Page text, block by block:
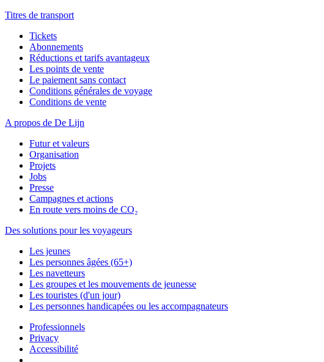
Titres de transport
Tickets
Abonnements
Réductions et tarifs avantageux
Les points de vente
Le paiement sans contact
Conditions générales de voyage
Conditions de vente
A propos de De Lijn
Futur et valeurs
Organisation
Projets
Jobs
Presse
Campagnes et actions
En route vers moins de CO₂
Des solutions pour les voyageurs
Les jeunes
Les personnes âgées (65+)
Les navetteurs
Les groupes et les mouvements de jeunesse
Les touristes (d'un jour)
Les personnes handicapées ou les accompagnateurs
Professionnels
Privacy
Accessibilité